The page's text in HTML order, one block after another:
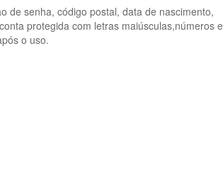
de senha, código postal, data de nascimento,
protegida com letras maiúsculas,números e
o uso.